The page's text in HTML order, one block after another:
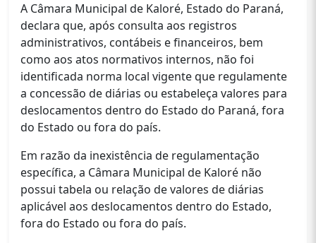
A Câmara Municipal de Kaloré, Estado do Paraná,
declara que, após consulta aos registros
administrativos, contábeis e financeiros, bem
como aos atos normativos internos, não foi
identificada norma local vigente que regulamente
a concessão de diárias ou estabeleça valores para
deslocamentos dentro do Estado do Paraná, fora
do Estado ou fora do país.
Em razão da inexistência de regulamentação
específica, a Câmara Municipal de Kaloré não
possui tabela ou relação de valores de diárias
aplicável aos deslocamentos dentro do Estado,
fora do Estado ou fora do país.